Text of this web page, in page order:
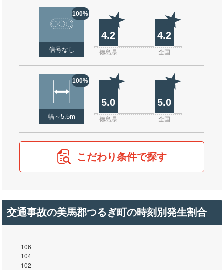
100%
信号なし
4.2 4.2
徳島県 全国
100%
幅～5.5m
5.0 5.0
徳島県 全国
こだわり条件で探す
交通事故の美馬郡つるぎ町の時刻別発生割合